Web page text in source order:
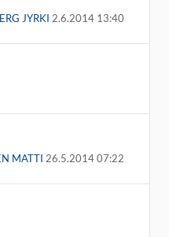
JYRKI 2.6.2014 13:40
MATTI 26.5.2014 07:22